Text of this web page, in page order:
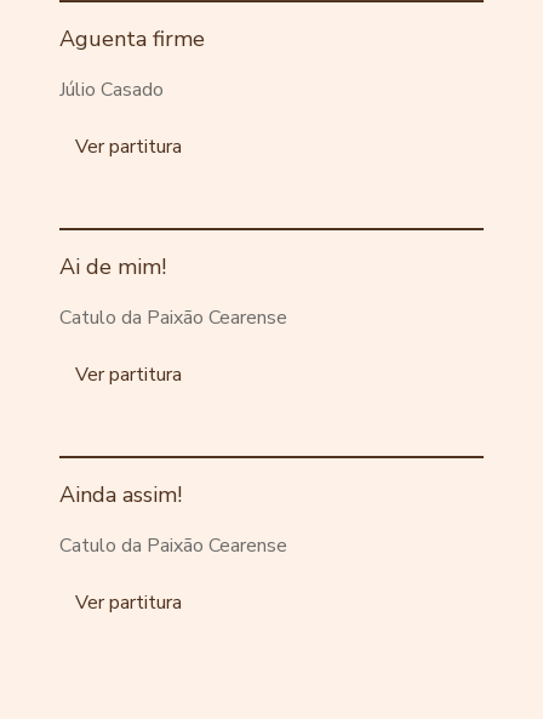
Aguenta firme
Júlio Casado
Ver partitura
Ai de mim!
Catulo da Paixão Cearense
Ver partitura
Ainda assim!
Catulo da Paixão Cearense
Ver partitura